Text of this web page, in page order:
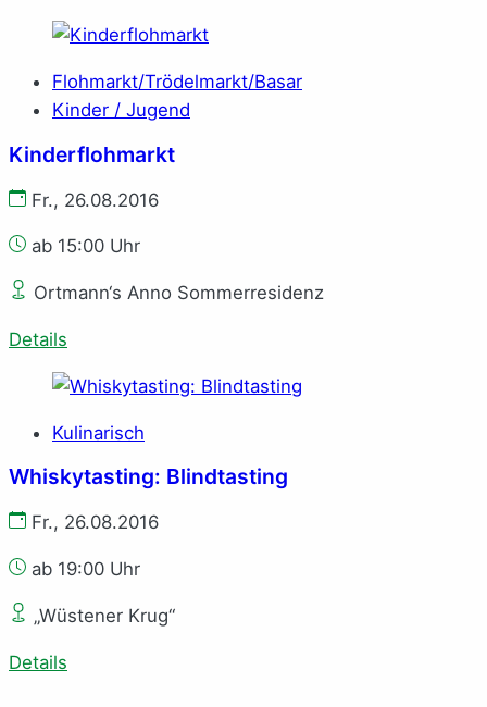
Flohmarkt/Trödelmarkt/Basar
Kinder / Jugend
Kinderflohmarkt
Fr., 26.08.2016
ab 15:00 Uhr
Ortmann‘s Anno Sommerresidenz
Details
Kulinarisch
Whiskytasting: Blindtasting
Fr., 26.08.2016
ab 19:00 Uhr
„Wüstener Krug“
Details